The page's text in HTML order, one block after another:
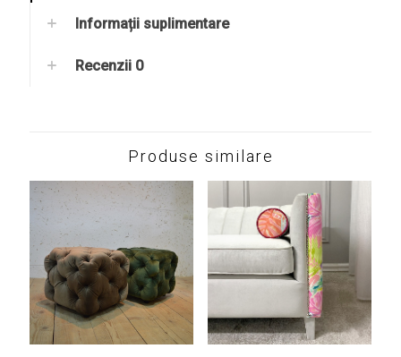
Informații suplimentare
Recenzii 0
Produse similare